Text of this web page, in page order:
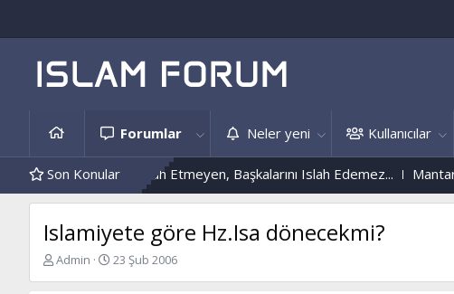
Forumlar Neler yeni Kullanıcılar
Son Konular
Kendini Islah Etmeyen, Başkalarını Islah Edemez... Mantar
Islamiyete göre Hz.Isa dönecekmi?
K
Admin
B
23 Şub 2006